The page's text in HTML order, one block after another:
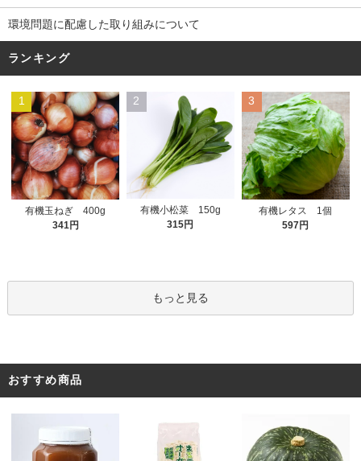
環境問題に配慮した取り組みについて
ランキング
1
有機玉ねぎ 400g
341円
2
有機小松菜 150g
315円
3
有機レタス 1個
597円
もっと見る
おすすめ商品